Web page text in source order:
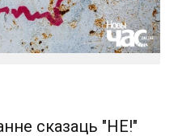
сказаць "НЕ!"